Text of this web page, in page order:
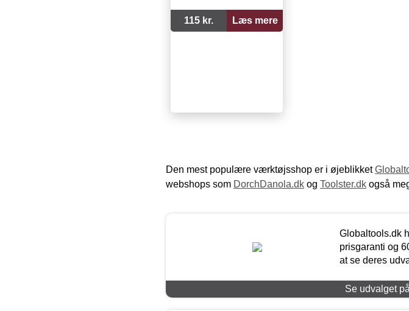
115 kr. Læs mere
Den mest populære værktøjsshop er i øjeblikket
webshops som DorchDanola.dk og Toolster.dk også
Globaltools.dk
prisgaranti og
at se deres
Se udvalget